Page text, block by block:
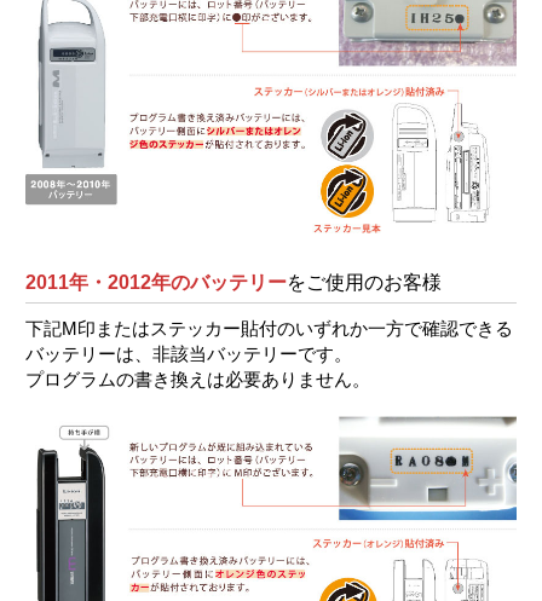
2011年・2012年のバッテリーをご使用のお客様
下記M印またはステッカー貼付のいずれか一方で確認できる
バッテリーは、非該当バッテリーです。
プログラムの書き換えは必要ありません。